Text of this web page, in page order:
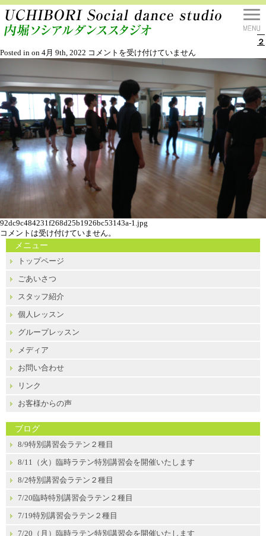
練
習
会
２
Posted in on 4月 9th, 2022 練
習
２
は
コメントを受け付けていません
92dc9c484231f268d25b1926bc53143a-1.jpg
コメントは受け付けていません。
メニュー
トップページ
ごあいさつ
スタッフ紹介
個人レッスン
グループレッスン
メディア
お問い合わせ
リンク
お客様からの声
ブログ
8/9特別講習会ラテン２種目
8/11（火）臨時ラテン特別講習会を開催いたします
8/2特別講習会ラテン２種目
7/20臨時特別講習会ラテン２種目
7/19特別講習会ラテン２種目
7/20（月）臨時ラテン特別講習会を開催いたします